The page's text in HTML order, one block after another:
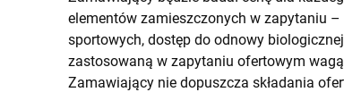
elementów zamieszczonych w zapytaniu
sportowych, dostęp do odnowy
zastosowaną w zapytaniu ofertowym
Zamawiający nie dopuszcza składania